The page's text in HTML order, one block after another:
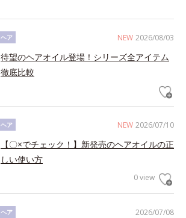
NEW 2026/08/03
ヘア
待望のヘアオイル登場！シリーズ全アイテム
徹底比較
NEW 2026/07/10
ヘア
【〇×でチェック！】新発売のヘアオイルの正
しい使い方
0 view
2026/07/08
ヘア